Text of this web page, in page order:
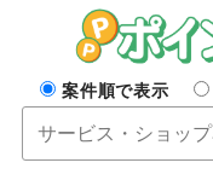
案件順で表示